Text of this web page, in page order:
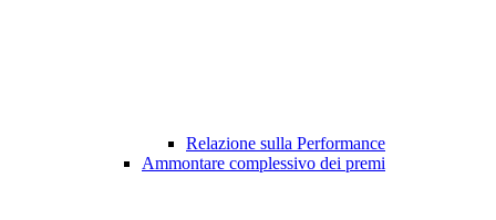
Relazione sulla Performance
Ammontare complessivo dei premi